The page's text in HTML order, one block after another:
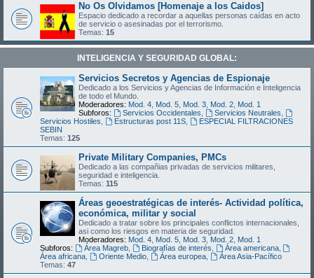
No Os Olvidamos [Homenaje a los Caidos]
Espacio dedicado a recordar a aquellas personas caídas en acto
de servicio o asesinadas por el terrorismo.
Temas: 15
INTELIGENCIA Y SEGURIDAD GLOBAL:
Servicios Secretos y Agencias de Espionaje
Dedicado a los Servicios y Agencias de Información e Inteligencia
de todo el Mundo.
Moderadores: Mod. 4 Mod. 5 Mod. 3 Mod. 2 Mod. 1
Subforos:
Servicios Occidentales Servicios Neutrales
Servicios Hostiles
Estructuras post 11S,
ESPECIAL FILTRACIONES
SEBIN
Temas: 125
Private Military Companies, PMCs
Dedicado a las compañias privadas de servicios militares,
seguridad e inteligencia.
Temas: 115
Áreas geoestratégicas de interés- Actividad política,
económica, militar y social
Dedicado a tratar sobre los principales conflictos internacionales,
asi como los riesgos en materia de seguridad.
Moderadores: Mod. 4 Mod. 5 Mod. 3 Mod. 2 Mod. 1
Subforos:
Área Magreb, Biografías de interés Área americana,
Área africana
Oriente Medio, Área europea,
Área Asia-Pacífico
Temas: 47